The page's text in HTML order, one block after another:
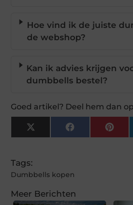
Hoe vind ik de juiste
de webshop?
Kan ik advies krijgen
dumbbells bestel?
Goed artikel? Deel hem dan
X
(Twitter)
Facebook
Tags:
Dumbbells kopen
Meer Berichten